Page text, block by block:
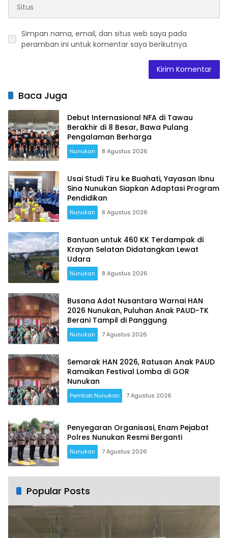
Simpan nama, email, dan situs web saya pada
peramban ini untuk komentar saya berikutnya.
Baca Juga
Debut Internasional NFA di Tawau
Berakhir di 8 Besar, Bawa Pulang
Pengalaman Berharga
Nunukan 8 Agustus 2026
Usai Studi Tiru ke Buahati, Yayasan Ibnu
Sina Nunukan Siapkan Adaptasi Program
Pendidikan
Nunukan 8 Agustus 2026
Bantuan untuk 460 KK Terdampak di
Krayan Selatan Didatangkan Lewat
Udara
Nunukan 8 Agustus 2026
Busana Adat Nusantara Warnai HAN
2026 Nunukan, Puluhan Anak PAUD-TK
Berani Tampil di Panggung
Nunukan 7 Agustus 2026
Semarak HAN 2026, Ratusan Anak PAUD
Ramaikan Festival Lomba di GOR
Nunukan
Pemkab Nunukan 7 Agustus 2026
Penyegaran Organisasi, Enam Pejabat
Polres Nunukan Resmi Berganti
Nunukan 7 Agustus 2026
Popular Posts